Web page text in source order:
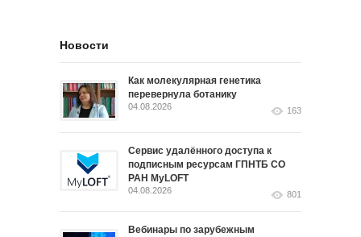
Новости
Как молекулярная генетика
перевернула ботанику
04.08.2026 163
Сервис удалённого доступа к
подписным ресурсам ГПНТБ СО
РАН MyLOFT
04.08.2026 801
Вебинары по зарубежным